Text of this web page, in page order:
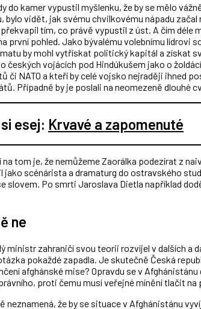
do kamer vypustil myšlenku, že by se mělo
bylo vidět, jak svému chvilkovému nápadu
tím, co právě vypustil z úst. A čím déle
první pohled. Jako bývalému volebnímu lídrovi
by mohl vytřískat politický kapitál a získat
českých vojácích pod Hindúkušem jako o
či NATO a kteří by celé vojsko nejraději ihned
Případně by je poslali na neomezeně dlouhé
esej: Krvavé a zapomenuté
na tom je, že nemůžeme Zaorálka podezírat z
jako scénárista a dramaturg do ostravského
slovem. Po smrti Jaroslava Dietla například
ne
ministr zahraničí svou teorii rozvíjel v dalších a
pokaždé zapadla. Je skutečně Česká
afghánské mise? Opravdu se v
proti čemu musí veřejné mínění tlačit na
neznamená, že by se situace v Afghánistánu